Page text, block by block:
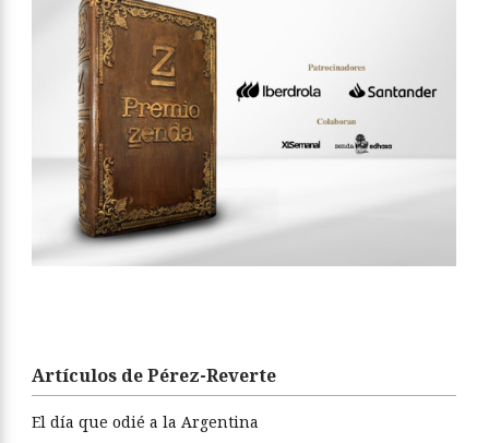
Artículos de Pérez-Reverte
El día que odié a la Argentina